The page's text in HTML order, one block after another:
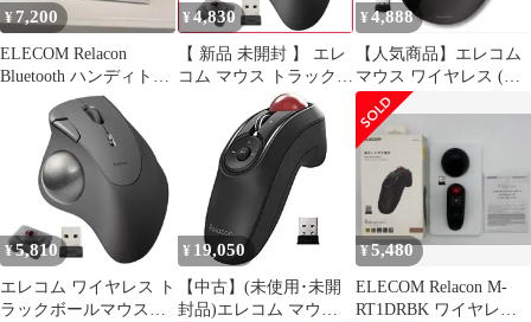
¥7,200
ELECOM Relacon
Bluetooth ハンディトラ
ックボール
¥ 4,830
【 新品 未開封 】 エレ
コム マウス トラックボ
ール IST 人工ルビーモ
デル [IR LED /無線(ワ
イヤレス) /5ボタン
/USB] ブラック M-
IT10DRBK 未使用 送料
無料
¥ 4,888
【人気商品】エレコム
マウス ワイヤレス (レ
シーバー付属) トラッ
クボール 人差し指用 8
ボタン ブラック M-
DT2DRBK
¥5,810
エレコム ワイヤレス ト
ラックボールマウス
¥ 19,050
【中古】(未使用･未開
封品)エレコム マウス
¥5,480
ELECOM Relacon M-
RT1DRBK ワイヤレス